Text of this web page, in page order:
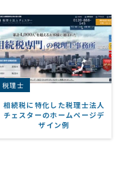
税理士
相続税に特化した税理士法人
チェスターのホームページデ
ザイン例